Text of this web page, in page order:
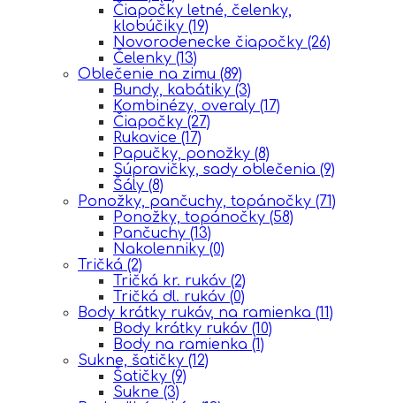
Čiapočky letné, čelenky,
klobúčiky (19)
Novorodenecke čiapočky (26)
Čelenky (13)
Oblečenie na zimu (89)
Bundy, kabátiky (3)
Kombinézy, overaly (17)
Čiapočky (27)
Rukavice (17)
Papučky, ponožky (8)
Súpravičky, sady oblečenia (9)
Šály (8)
Ponožky, pančuchy, topánočky (71)
Ponožky, topánočky (58)
Pančuchy (13)
Nakolenniky (0)
Tričká (2)
Tričká kr. rukáv (2)
Tričká dl. rukáv (0)
Body krátky rukáv, na ramienka (11)
Body krátky rukáv (10)
Body na ramienka (1)
Sukne, šatičky (12)
Šatičky (9)
Sukne (3)